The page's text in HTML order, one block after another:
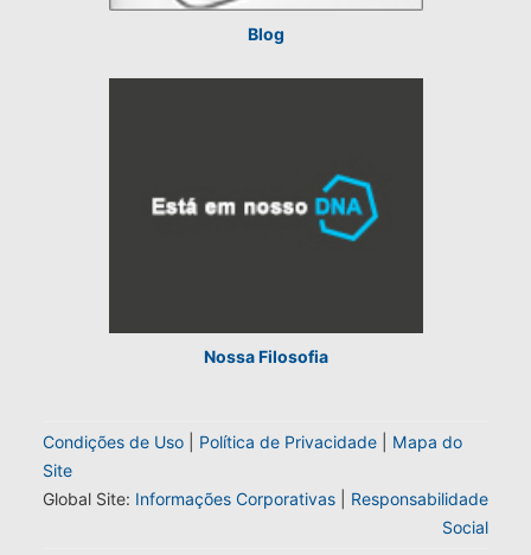
Blog
Nossa Filosofia
Condições de Uso Política de Privacidade
Mapa do
Site
Global Site: Informações Corporativas
Responsabilidade
Social